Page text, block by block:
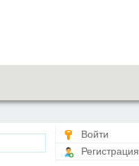
Войти
Регистрация